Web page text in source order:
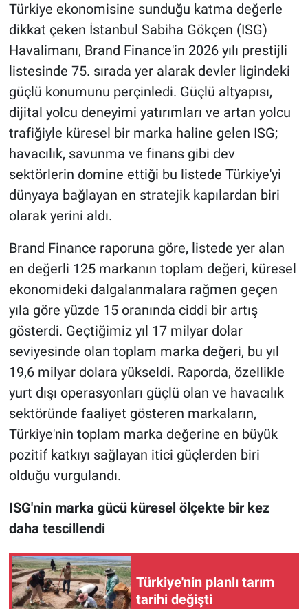
Türkiye ekonomisine sunduğu katma değerle
dikkat çeken İstanbul Sabiha Gökçen (ISG)
Havalimanı, Brand Finance'in 2026 yılı prestijli
listesinde 75. sırada yer alarak devler ligindeki
güçlü konumunu perçinledi. Güçlü altyapısı,
dijital yolcu deneyimi yatırımları ve artan yolcu
trafiğiyle küresel bir marka haline gelen ISG;
havacılık, savunma ve finans gibi dev
sektörlerin domine ettiği bu listede Türkiye'yi
dünyaya bağlayan en stratejik kapılardan biri
olarak yerini aldı.
Brand Finance raporuna göre, listede yer alan
en değerli 125 markanın toplam değeri, küresel
ekonomideki dalgalanmalara rağmen geçen
yıla göre yüzde 15 oranında ciddi bir artış
gösterdi. Geçtiğimiz yıl 17 milyar dolar
seviyesinde olan toplam marka değeri, bu yıl
19,6 milyar dolara yükseldi. Raporda, özellikle
yurt dışı operasyonları güçlü olan ve havacılık
sektöründe faaliyet gösteren markaların,
Türkiye'nin toplam marka değerine en büyük
pozitif katkıyı sağlayan itici güçlerden biri
olduğu vurgulandı.
ISG'nin marka gücü küresel ölçekte bir kez
daha tescillendi
Türkiye'nin planlı tarım
tarihi değişti